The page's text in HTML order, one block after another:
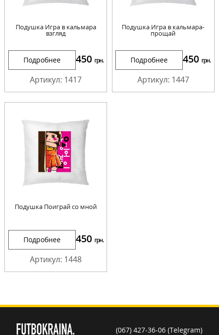
Подушка Игра в кальмара
взгляд
Подробнее 450 грн.
Артикул: 1417
Подушка Игра в кальмара-
прощай
Подробнее 450 грн.
Артикул: 1447
Подушка Поиграй со мной
Подробнее 450 грн.
Артикул: 1448
(067) 427-36-06 (Telegram)